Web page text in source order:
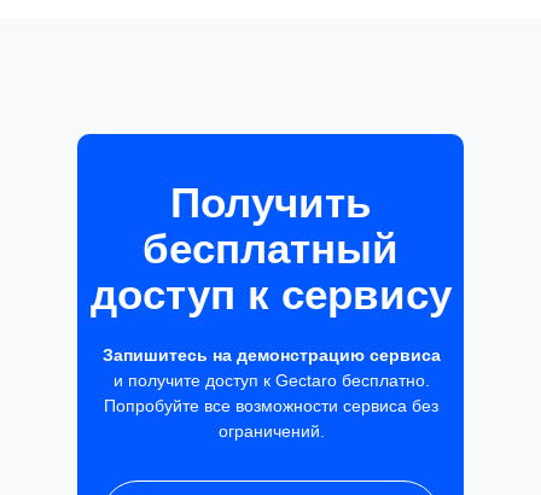
Получить
бесплатный
доступ к сервису
Запишитесь на демонстрацию сервиса
и получите доступ к Gectaro бесплатно.
Попробуйте все возможности сервиса без
ограничений.